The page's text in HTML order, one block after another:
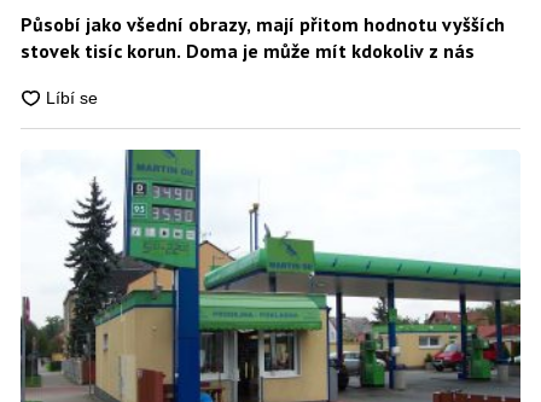
Působí jako všední obrazy, mají přitom hodnotu vyšších
stovek tisíc korun. Doma je může mít kdokoliv z nás